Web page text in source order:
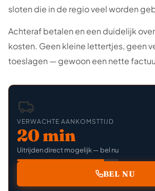
sloten die in de regio veel worden
Achteraf betalen en een duidelijk
kosten. Geen kleine lettertjes, geen
toeslagen — gewoon een nette
VERWACHTE AANKOMSTTIJD
20 min
Uitrijden direct mogelijk — bel nu
BEL NU